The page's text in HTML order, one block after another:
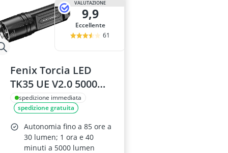
VALUTAZIONE
9,9
Eccellente
61
Fenix Torcia LED
TK35 UE V2.0 5000
Lumen
spedizione immediata
spedizione gratuita
Autonomia fino a 85 ore a
30 lumen; 1 ora e 40
minuti a 5000 lumen